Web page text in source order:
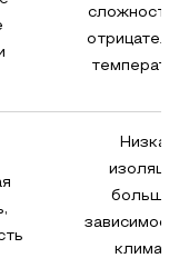
сложности
Низкая
климата